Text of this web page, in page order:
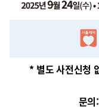
* 별도 사전신청
문